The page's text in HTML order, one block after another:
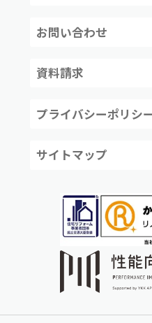
お問い合わせ
資料請求
プライバシーポリシ
サイトマップ